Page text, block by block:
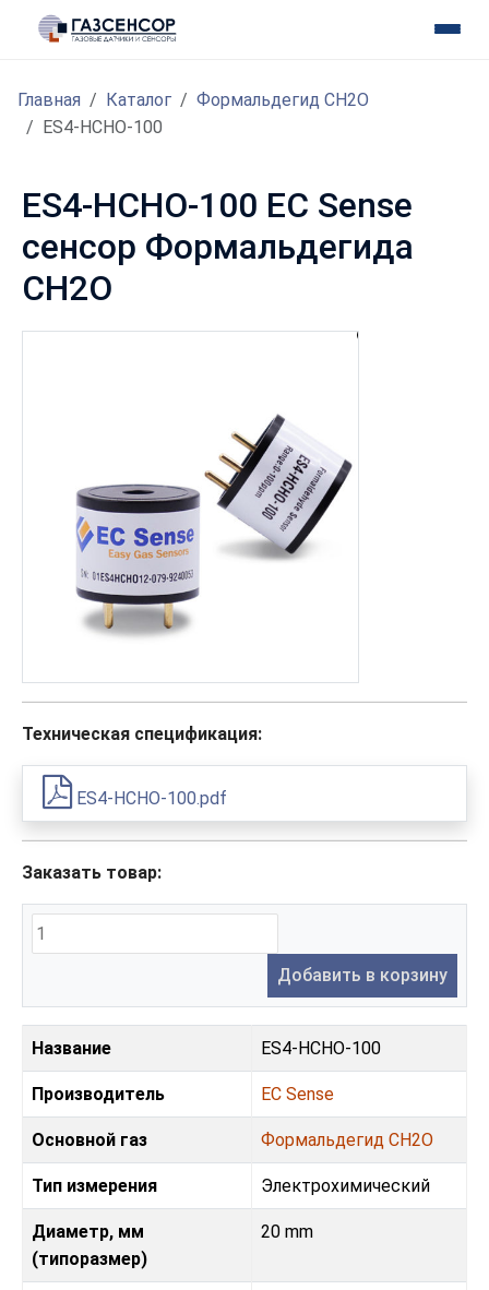
Главная Каталог
Формальдегид CH2O
ES4-HCHO-100
ES4-HCHO-100 EC Sense
сенсор Формальдегида
CH2O
Техническая спецификация:
ES4-HCHO-100.pdf
Заказать товар:
Добавить в корзину
Название ES4-HCHO-100
Производитель EC Sense
Основной газ Формальдегид CH2O
Тип измерения Электрохимический
Диаметр, мм
(типоразмер)
20 mm